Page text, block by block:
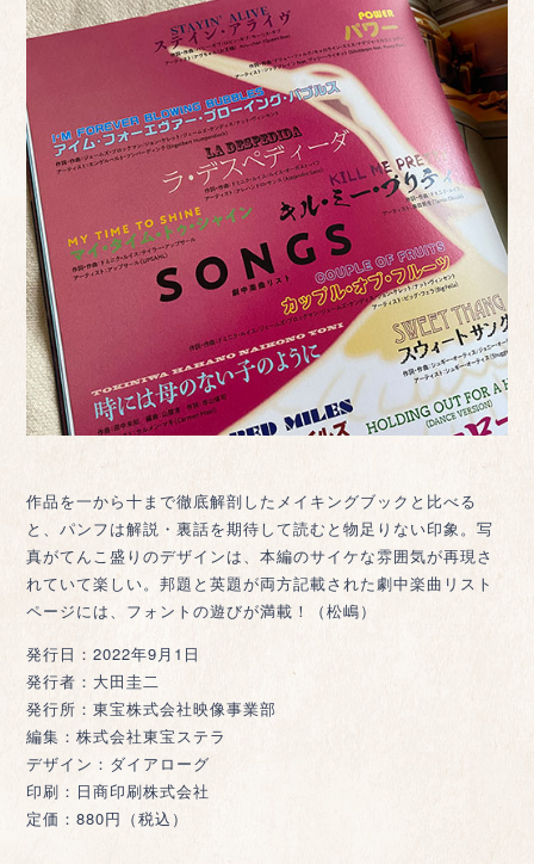
作品を一から十まで徹底解剖したメイキングブックと比べる
と、パンフは解説・裏話を期待して読むと物足りない印象。写
真がてんこ盛りのデザインは、本編のサイケな雰囲気が再現さ
れていて楽しい。邦題と英題が両方記載された劇中楽曲リスト
ページには、フォントの遊びが満載！（松嶋）
発行日：2022年9月1日
発行者：大田圭二
発行所：東宝株式会社映像事業部
編集：株式会社東宝ステラ
デザイン：ダイアローグ
印刷：日商印刷株式会社
定価：880円（税込）